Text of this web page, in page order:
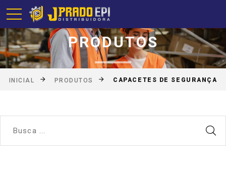
PRODUTOS
INICIAL PRODUTOS CAPACETES DE SEGURANÇA